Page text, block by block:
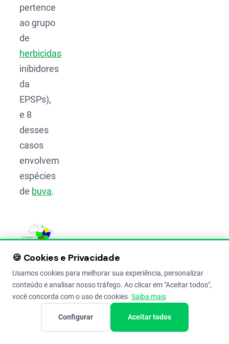
pertence
ao grupo
de
herbicidas
inibidores
da
EPSPs),
e 8
desses
casos
envolvem
espécies
de buva.
Infestação
de buva
resistente
(Fonte:
🍪 Cookies e Privacidade
Usamos cookies para melhorar sua experiência, personalizar
conteúdo e analisar nosso tráfego. Ao clicar em "Aceitar todos",
você concorda com o uso de cookies. Saiba mais
Configurar Aceitar todos